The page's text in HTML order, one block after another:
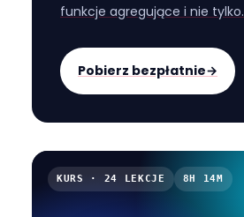
funkcje agregujące i nie tylko.
Pobierz bezpłatnie→
KURS · 24 LEKCJE 8H 14M